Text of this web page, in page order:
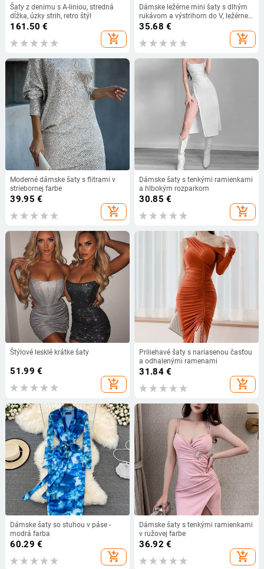
Šaty z denimu s A-liniou, stredná
dĺžka, úzky strih, retro štýl
161.50 €
add_shopping_cart
Dámske ležérne mini šaty s dlhým
rukávom a výstrihom do V, ležérne,
s kapucňou, s výstrihom do V, s
kancelárske, dámske šaty pre ženy,
35.68 €
add_shopping_cart
Moderné dámske šaty s flitrami v
striebornej farbe
39.95 €
add_shopping_cart
Dámske šaty s tenkými ramienkami
a hlbokým rozparkom
30.85 €
add_shopping_cart
Štýlové lesklé krátke šaty
51.99 €
add_shopping_cart
Priliehavé šaty s nariasenou časťou
a odhalenými ramenami
31.84€
add_shopping_cart
Dámske šaty so stuhou v páse -
modrá farba
60.29 €
add_shopping_cart
Dámske šaty s tenkými ramienkami
v ružovej farbe
36.92 €
add_shopping_cart